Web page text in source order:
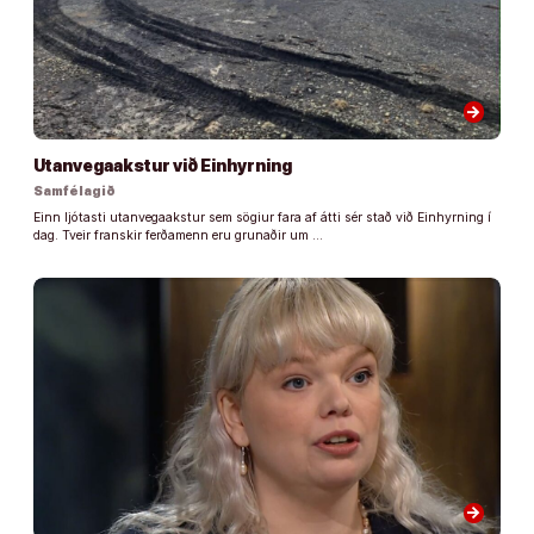
arrow_forward
Utanvegaakstur við Einhyrning
Samfélagið
Einn ljótasti utanvegaakstur sem sögiur fara af átti sér stað við Einhyrning í
dag. Tveir franskir ferðamenn eru grunaðir um …
arrow_forward